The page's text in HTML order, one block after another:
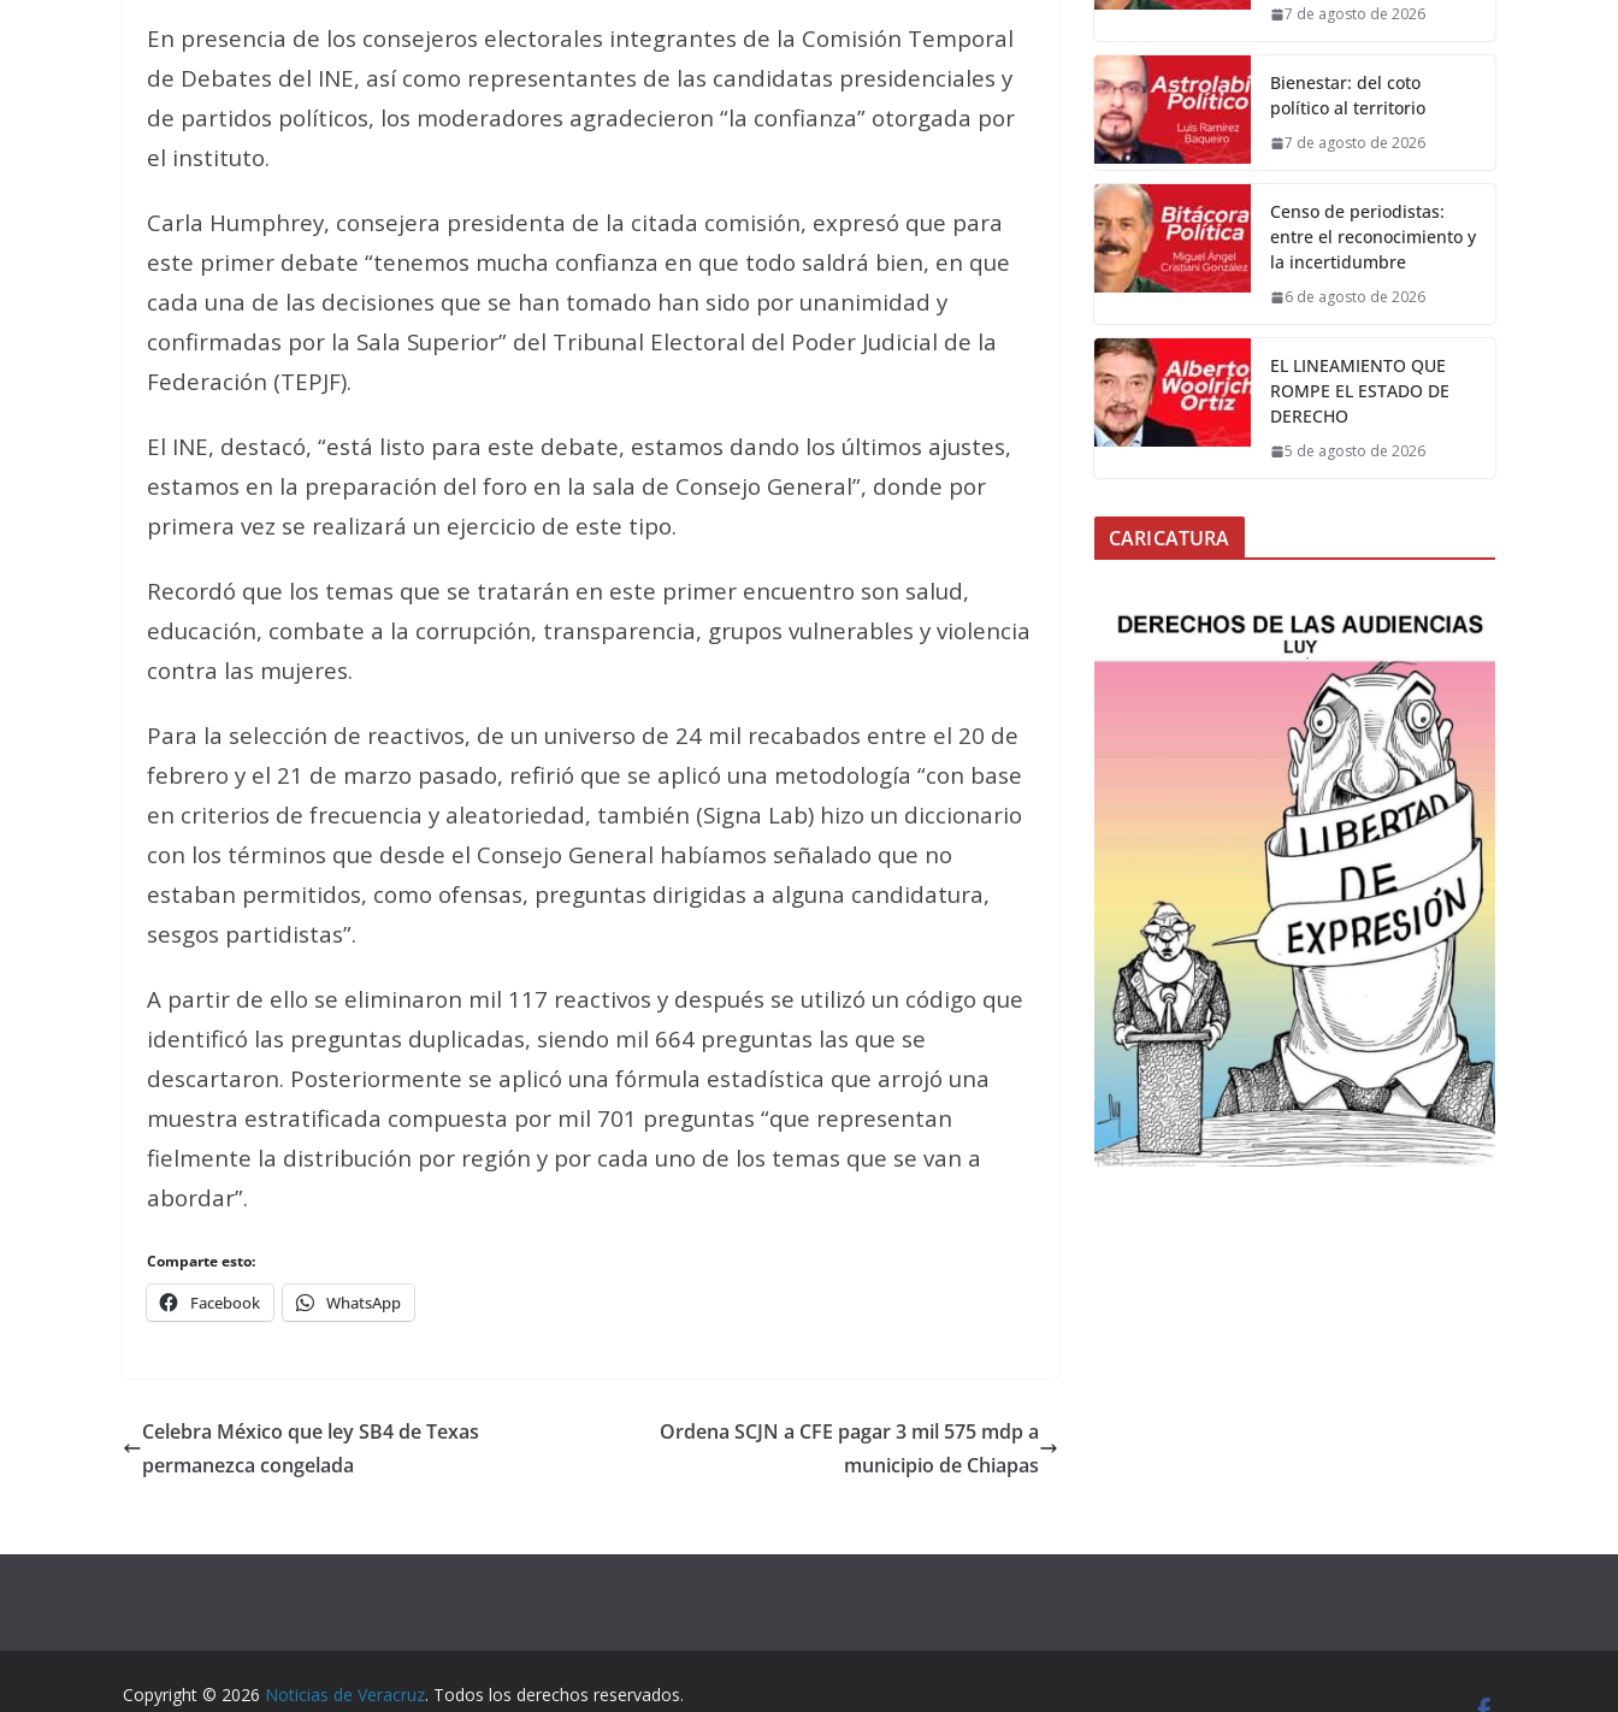
En presencia de los consejeros electorales integrantes de la Comisión Temporal
de Debates del INE, así como representantes de las candidatas presidenciales y
de partidos políticos, los moderadores agradecieron “la confianza” otorgada por
el instituto.
Carla Humphrey, consejera presidenta de la citada comisión, expresó que para
este primer debate “tenemos mucha confianza en que todo saldrá bien, en que
cada una de las decisiones que se han tomado han sido por unanimidad y
confirmadas por la Sala Superior” del Tribunal Electoral del Poder Judicial de la
Federación (TEPJF).
El INE, destacó, “está listo para este debate, estamos dando los últimos ajustes,
estamos en la preparación del foro en la sala de Consejo General”, donde por
primera vez se realizará un ejercicio de este tipo.
Recordó que los temas que se tratarán en este primer encuentro son salud,
educación, combate a la corrupción, transparencia, grupos vulnerables y violencia
contra las mujeres.
Para la selección de reactivos, de un universo de 24 mil recabados entre el 20 de
febrero y el 21 de marzo pasado, refirió que se aplicó una metodología “con base
en criterios de frecuencia y aleatoriedad, también (Signa Lab) hizo un diccionario
con los términos que desde el Consejo General habíamos señalado que no
estaban permitidos, como ofensas, preguntas dirigidas a alguna candidatura,
sesgos partidistas”.
A partir de ello se eliminaron mil 117 reactivos y después se utilizó un código que
identificó las preguntas duplicadas, siendo mil 664 preguntas las que se
descartaron. Posteriormente se aplicó una fórmula estadística que arrojó una
muestra estratificada compuesta por mil 701 preguntas “que representan
fielmente la distribución por región y por cada uno de los temas que se van a
abordar”.
Comparte esto:
Facebook WhatsApp
Celebra México que ley SB4 de Texas
permanezca congelada
Ordena SCJN a CFE pagar 3 mil 575 mdp a
municipio de Chiapas
7 de agosto de 2026
Bienestar: del coto
político al territorio
7 de agosto de 2026
Censo de periodistas:
entre el reconocimiento y
la incertidumbre
6 de agosto de 2026
EL LINEAMIENTO QUE
ROMPE EL ESTADO DE
DERECHO
5 de agosto de 2026
CARICATURA
Copyright © 2026 Noticias de Veracruz. Todos los derechos reservados.